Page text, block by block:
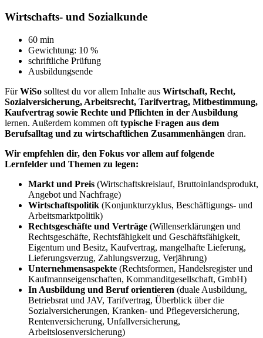
Wirtschafts- und Sozialkunde
60 min
Gewichtung: 10 %
schriftliche Prüfung
Ausbildungsende
FürWiSo solltest du vor allem Inhalte aus Wirtschaft, Recht,
Sozialversicherung, Arbeitsrecht, Tarifvertrag, Mitbestimmung,
Kaufvertrag sowie Rechte und Pflichten in der Ausbildung
lernen. Außerdem kommen oft typische Fragen aus dem
Berufsalltag und zu wirtschaftlichen Zusammenhängen dran.
Wir empfehlen dir, den Fokus vor allem auf folgende
Lernfelder und Themen zu legen:
Markt und Preis (Wirtschaftskreislauf, Bruttoinlandsprodukt,
Angebot und Nachfrage)
Wirtschaftspolitik (Konjunkturzyklus, Beschäftigungs- und
Arbeitsmarktpolitik)
Rechtsgeschäfte und Verträge (Willenserklärungen und
Rechtsgeschäfte, Rechtsfähigkeit und Geschäftsfähigkeit,
Eigentum und Besitz, Kaufvertrag, mangelhafte Lieferung,
Lieferungsverzug, Zahlungsverzug, Verjährung)
Unternehmensaspekte (Rechtsformen, Handelsregister und
Kaufmannseigenschaften, Kommanditgesellschaft, GmbH)
In Ausbildung und Beruf orientieren (duale Ausbildung,
Betriebsrat und JAV, Tarifvertrag, Überblick über die
Sozialversicherungen, Kranken- und Pflegeversicherung,
Rentenversicherung, Unfallversicherung,
Arbeitslosenversicherung)